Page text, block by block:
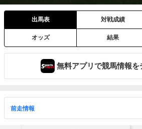
出馬表 対戦成績
オッズ 結果
無料アプリで競馬情報を